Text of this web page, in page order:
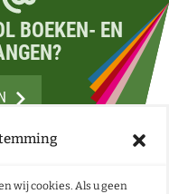
wij cookies. Als u geen
BOEKEN- EN